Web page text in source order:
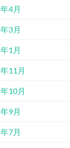
4月
3月
1月
11月
10月
9月
7月